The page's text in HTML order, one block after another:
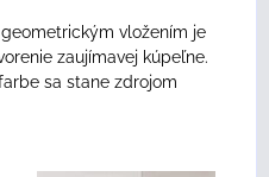
vložením je
zaujímavej kúpeľne.
sa stane zdrojom